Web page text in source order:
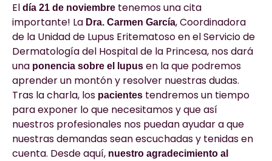
El día 21 de noviembre tenemos una cita
importante! La Dra. Carmen García, Coordinadora
de la Unidad de Lupus Eritematoso en el Servicio de
Dermatología del Hospital de la Princesa, nos dará
una ponencia sobre el lupus en la que podremos
aprender un montón y resolver nuestras dudas.
Tras la charla, los pacientes tendremos un tiempo
para exponer lo que necesitamos y que así
nuestros profesionales nos puedan ayudar a que
nuestras demandas sean escuchadas y tenidas en
cuenta. Desde aquí, nuestro agradecimiento al